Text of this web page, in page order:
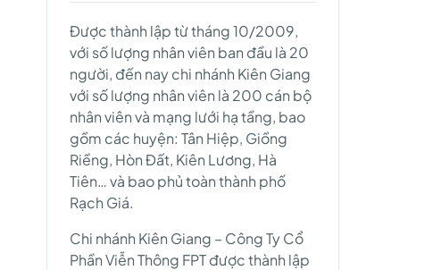
Được thành lập từ tháng 10/2009,
với số lượng nhân viên ban đầu là 20
người, đến nay chi nhánh Kiên Giang
với số lượng nhân viên là 200 cán bộ
nhân viên và mạng lưới hạ tầng, bao
gồm các huyện: Tân Hiệp, Giồng
Riềng, Hòn Đất, Kiên Lương, Hà
Tiên… và bao phủ toàn thành phố
Rạch Giá.
Chi nhánh Kiên Giang – Công Ty Cổ
Phần Viễn Thông FPT được thành lập